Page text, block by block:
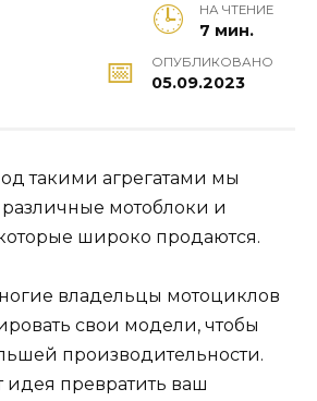
НА ЧТЕНИЕ
7 мин.
ОПУБЛИКОВАНО
05.09.2023
такими агрегатами мы
мотоблоки и
широко продаются.
владельцы мотоциклов
свои модели, чтобы
производительности.
идея превратить ваш